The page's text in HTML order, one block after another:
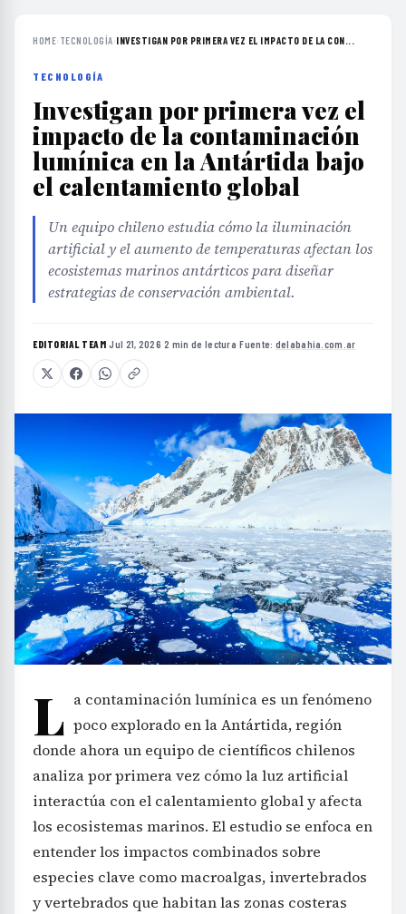
HOME› TECNOLOGÍA›INVESTIGAN POR PRIMERA VEZ EL IMPACTO DE LA CON...
TECNOLOGÍA
Investigan por primera vez el
impacto de la contaminación
lumínica en la Antártida bajo
el calentamiento global
Un equipo chileno estudia cómo la iluminación
artificial y el aumento de temperaturas afectan los
ecosistemas marinos antárticos para diseñar
estrategias de conservación ambiental.
EDITORIAL TEAM·Jul 21, 2026·2 min de lectura·Fuente: delabahia.com.ar
L a contaminación lumínica es un fenómeno
poco explorado en la Antártida, región
donde ahora un equipo de científicos chilenos
analiza por primera vez cómo la luz artificial
interactúa con el calentamiento global y afecta
los ecosistemas marinos. El estudio se enfoca en
entender los impactos combinados sobre
especies clave como macroalgas, invertebrados
y vertebrados que habitan las zonas costeras